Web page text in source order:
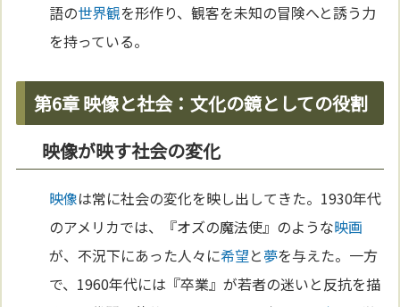
語の世界観を形作り、観客を未知の冒険へと誘う力
を持っている。
第6章 映像と社会：文化の鏡としての役割
映像が映す社会の変化
映像は常に社会の変化を映し出してきた。1930年代
のアメリカでは、『オズの魔法使』のような映画
が、不況下にあった人々に希望と夢を与えた。一方
で、1960年代には『卒業』が若者の迷いと反抗を描